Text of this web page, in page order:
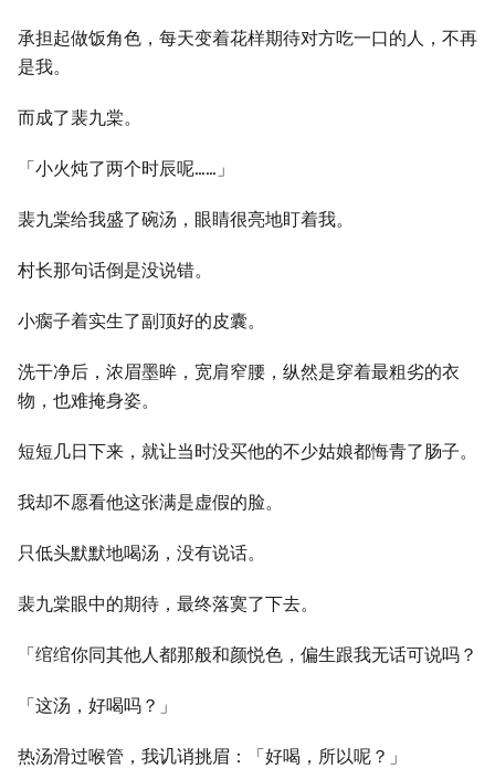
承担起做饭角色，每天变着花样期待对方吃一口的人，不再
是我。
而成了裴九棠。
「小火炖了两个时辰呢……」
裴九棠给我盛了碗汤，眼睛很亮地盯着我。
村长那句话倒是没说错。
小瘸子着实生了副顶好的皮囊。
洗干净后，浓眉墨眸，宽肩窄腰，纵然是穿着最粗劣的衣
物，也难掩身姿。
短短几日下来，就让当时没买他的不少姑娘都悔青了肠子。
我却不愿看他这张满是虚假的脸。
只低头默默地喝汤，没有说话。
裴九棠眼中的期待，最终落寞了下去。
「绾绾你同其他人都那般和颜悦色，偏生跟我无话可说吗？
「这汤，好喝吗？」
热汤滑过喉管，我讥诮挑眉：「好喝，所以呢？」